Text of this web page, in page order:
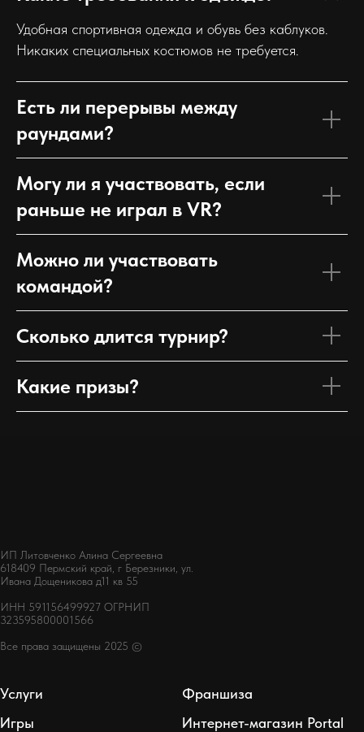
Удобная спортивная одежда и обувь без каблуков.
Никаких специальных костюмов не требуется.
Есть ли перерывы между
раундами?
Могу ли я участвовать, если
раньше не играл в VR?
Можно ли участвовать
командой?
Сколько длится турнир?
Какие призы?
ИП Литовченко Алина Сергеевна
618409 Пермский край, г Березники, ул.
Ивана Дощеникова д11 кв 55
ИНН 591156499927 ОГРНИП
323595800001566
Все права защищены 2025 ©
Услуги
Игры
Франшиза
Интернет-магазин Portal